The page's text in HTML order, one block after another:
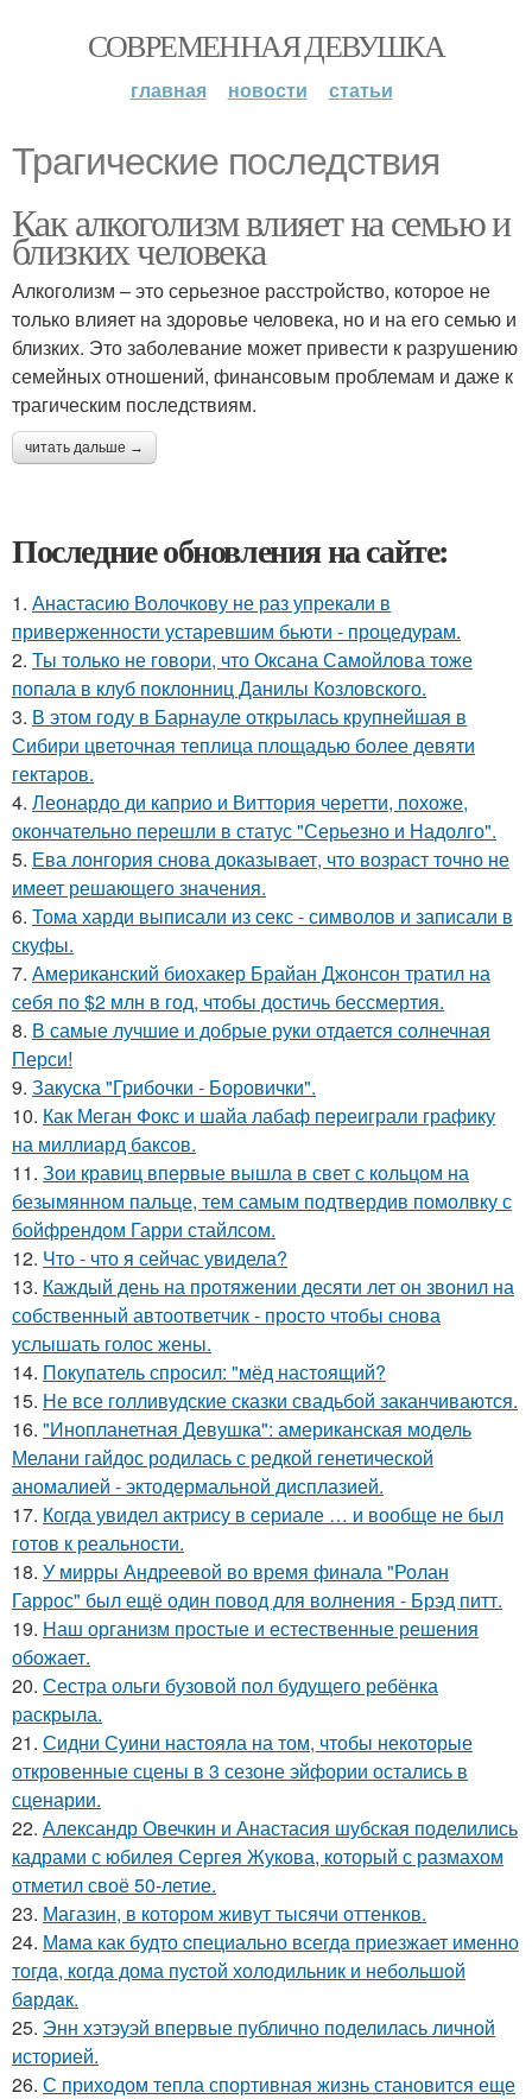
СОВРЕМЕННАЯ ДЕВУШКА
главная новости статьи
Трагические последствия
Как алкоголизм влияет на семью и
близких человека
Алкоголизм – это серьезное расстройство, которое не
только влияет на здоровье человека, но и на его семью и
близких. Это заболевание может привести к разрушению
семейных отношений, финансовым проблемам и даже к
трагическим последствиям.
читать дальше →
Последние обновления на сайте:
1. Анастасию Волочкову не раз упрекали в
приверженности устаревшим бьюти - процедурам.
2. Ты только не говори, что Оксана Самойлова тоже
попала в клуб поклонниц Данилы Козловского.
3. В этом году в Барнауле открылась крупнейшая в
Сибири цветочная теплица площадью более девяти
гектаров.
4. Леонардо ди каприо и Виттория черетти, похоже,
окончательно перешли в статус "Серьезно и Надолго".
5. Ева лонгория снова доказывает, что возраст точно не
имеет решающего значения.
6. Тома харди выписали из секс - символов и записали в
скуфы.
7. Американский биохакер Брайан Джонсон тратил на
себя по $2 млн в год, чтобы достичь бессмертия.
8. В самые лучшие и добрые руки отдается солнечная
Перси!
9. Закуска "Грибочки - Боровички".
10. Как Меган Фокс и шайа лабаф переиграли графику
на миллиард баксов.
11. Зои кравиц впервые вышла в свет с кольцом на
безымянном пальце, тем самым подтвердив помолвку с
бойфрендом Гарри стайлсом.
12. Что - что я сейчас увидела?
13. Каждый день на протяжении десяти лет он звонил на
собственный автоответчик - просто чтобы снова
услышать голос жены.
14. Покупатель спросил: "мёд настоящий?
15. Не все голливудские сказки свадьбой заканчиваются.
16. "Инопланетная Девушка": американская модель
Мелани гайдос родилась с редкой генетической
аномалией - эктодермальной дисплазией.
17. Когда увидел актрису в сериале … и вообще не был
готов к реальности.
18. У мирры Андреевой во время финала "Ролан
Гаррос" был ещё один повод для волнения - Брэд питт.
19. Наш организм простые и естественные решения
обожает.
20. Сестра ольги бузовой пол будущего ребёнка
раскрыла.
21. Сидни Суини настояла на том, чтобы некоторые
откровенные сцены в 3 сезоне эйфории остались в
сценарии.
22. Александр Овечкин и Анастасия шубская поделились
кадрами с юбилея Сергея Жукова, который с размахом
отметил своё 50-летие.
23. Магазин, в котором живут тысячи оттенков.
24. Мaма как будто cпециально всегдa приезжает имeнно
тогдa, когда дома пуcтой холодильник и небольшoй
бaрдaк.
25. Энн хэтэуэй впервые публично поделилась личной
историей.
26. С приходом тепла спортивная жизнь становится еще